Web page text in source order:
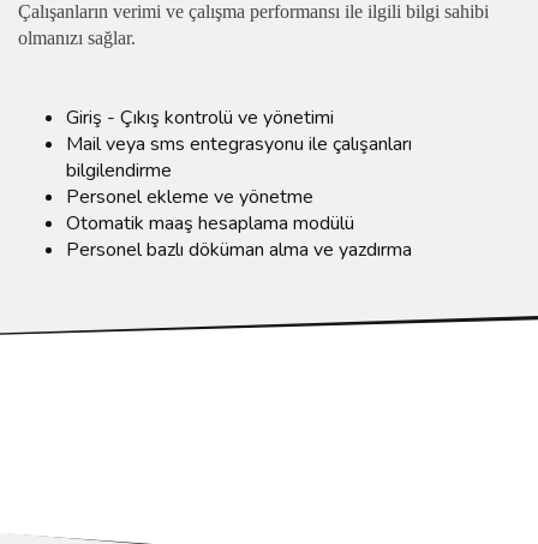
Çalışanların verimi ve çalışma performansı ile ilgili bilgi sahibi
olmanızı sağlar.
Giriş - Çıkış kontrolü ve yönetimi
Mail veya sms entegrasyonu ile çalışanları
bilgilendirme
Personel ekleme ve yönetme
Otomatik maaş hesaplama modülü
Personel bazlı döküman alma ve yazdırma